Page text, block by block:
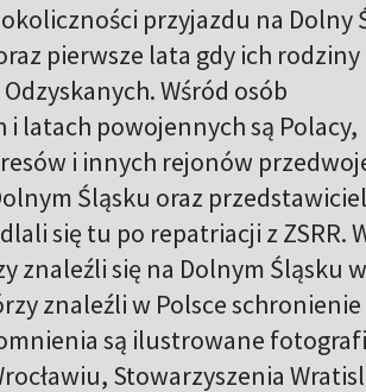
przyjazdu na Dolny
pierwsze lata gdy ich rodziny
Wśród osób
latach powojennych są Polacy,
i innych rejonów
Śląsku oraz
się tu po repatriacji z ZSRR.
znaleźli się na Dolnym Śląsku w
znaleźli w Polsce
są ilustrowane
Stowarzyszenia